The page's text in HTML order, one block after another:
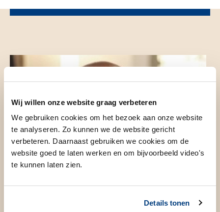
Wij willen onze website graag verbeteren
We gebruiken cookies om het bezoek aan onze website
te analyseren. Zo kunnen we de website gericht
verbeteren. Daarnaast gebruiken we cookies om de
website goed te laten werken en om bijvoorbeeld video's
te kunnen laten zien.
Details tonen